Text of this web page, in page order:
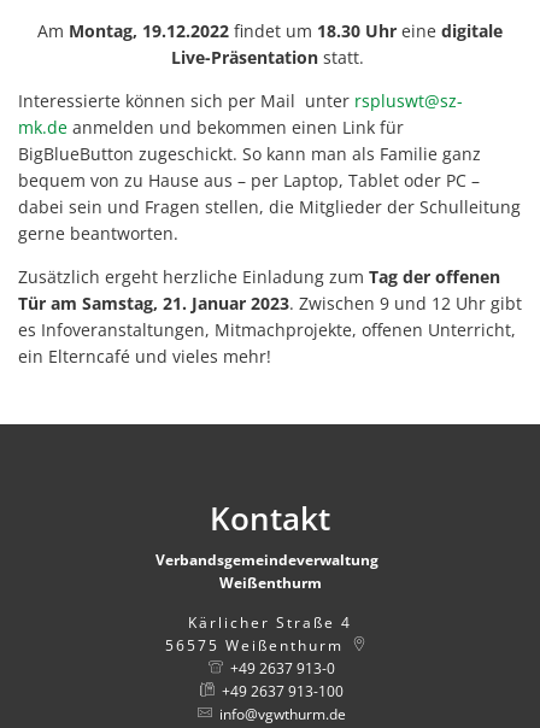
Am Montag, 19.12.2022 findet um 18.30 Uhr eine digitale
Live-Präsentation statt.
Interessierte können sich per Mail unter rspluswt@sz-
mk.de anmelden und bekommen einen Link für
BigBlueButton zugeschickt. So kann man als Familie ganz
bequem von zu Hause aus – per Laptop, Tablet oder PC –
dabei sein und Fragen stellen, die Mitglieder der Schulleitung
gerne beantworten.
Zusätzlich ergeht herzliche Einladung zum Tag der offenen
Tür am Samstag, 21. Januar 2023. Zwischen 9 und 12 Uhr gibt
es Infoveranstaltungen, Mitmachprojekte, offenen Unterricht,
ein Elterncafé und vieles mehr!
Kontakt
Verbandsgemeindeverwaltung
Weißenthurm
Kärlicher Straße 4
56575 Weißenthurm
+49 2637 913-0
+49 2637 913-100
info@vgwthurm.de